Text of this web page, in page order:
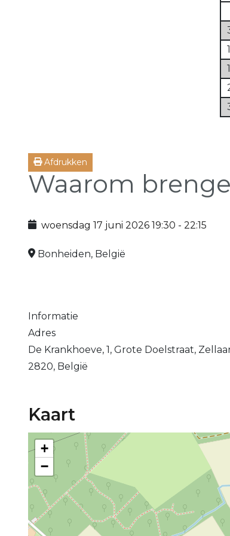
Afdrukken
Waarom
woensdag 17 juni 2026 19:30 - 22:15
Bonheiden, België
Informatie
Adres
De Krankhoeve, 1, Grote Doelstraat,
2820, België
Kaart
+
−